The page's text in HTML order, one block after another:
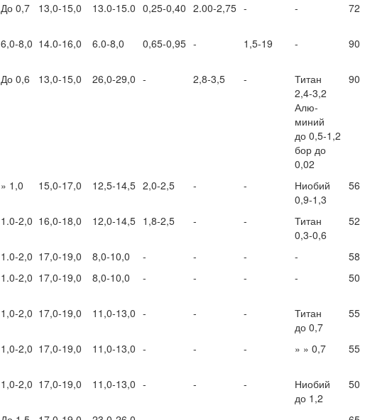
До 0,7 13,0-15,0 13.0-15.0 0,25-0,40 2.00-2,75 - - 72
6,0-8,0 14.0-16,0 6.0-8,0 0,65-0,95 - 1,5-19 - 90
До 0,6 13,0-15,0 26,0-29,0 - 2,8-3,5 -
Титан
2,4-3,2
Алю-
миний
до 0,5-1,2
бор до
0,02
90
» 1,0 15,0-17,0 12,5-14,5 2,0-2,5 - -
Ниобий
0,9-1,3
56
1.0-2,0 16,0-18,0 12,0-14,5 1,8-2,5 - -
Титан
0,3-0,6
52
1.0-2,0 17,0-19,0 8,0-10,0 - - - - 58
1.0-2,0 17,0-19,0 8,0-10,0 - - - - 50
1,0-2,0 17,0-19,0 11,0-13,0 - - -
Титан
до 0,7
55
1,0-2,0 17,0-19,0 11,0-13,0 - - - » » 0,7 55
1,0-2,0 17,0-19,0 11,0-13,0 - - -
Ниобий
до 1,2
50